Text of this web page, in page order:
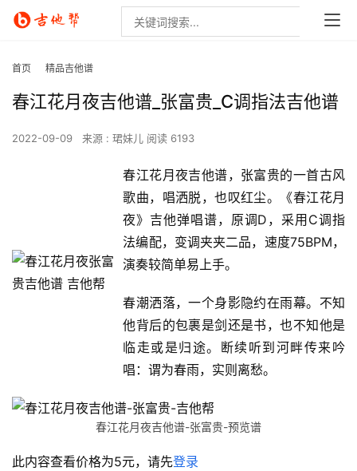
首页 精品吉他谱
春江花月夜吉他谱_张富贵_C调指法吉他谱
2022-09-09 来源 : 珺妹儿 阅读 6193
春江花月夜吉他谱，张富贵的一首古风
歌曲，唱洒脱，也叹红尘。《春江花月
夜》吉他弹唱谱，原调D，采用C调指
法编配，变调夹夹二品，速度75BPM，
演奏较简单易上手。
春潮洒落，一个身影隐约在雨幕。不知
他背后的包裹是剑还是书，也不知他是
临走或是归途。断续听到河畔传来吟
唱：谓为春雨，实则离愁。
春江花月夜吉他谱-张富贵-预览谱
此内容查看价格为5元，请先登录